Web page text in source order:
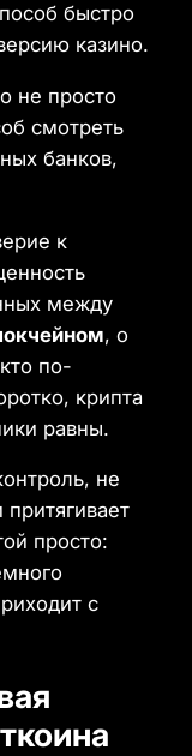
быстро
казино.
не просто
смотреть
банков,
к
между
, о
по-
крипта
равны.
не
просто:
с